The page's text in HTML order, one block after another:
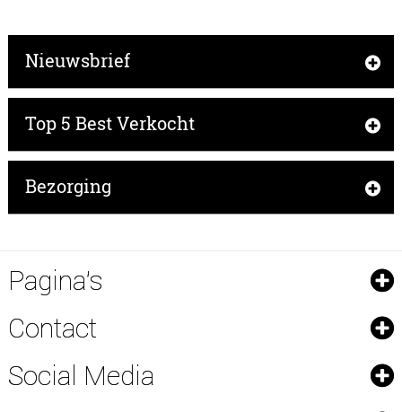
Nieuwsbrief
Top 5 Best Verkocht
Bezorging
Pagina's
Contact
Social Media